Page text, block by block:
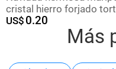
cristal hierro forjado
decoración Cupido
de cumpleaños adornos
US$ 0.20
Más